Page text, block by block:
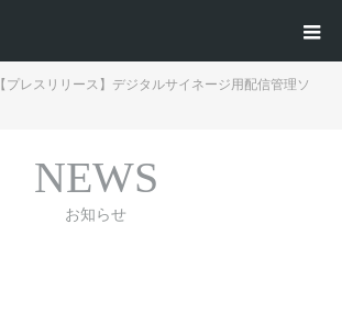
【プレスリリース】デジタルサイネージ用配信管理ソ
NEWS
お知らせ